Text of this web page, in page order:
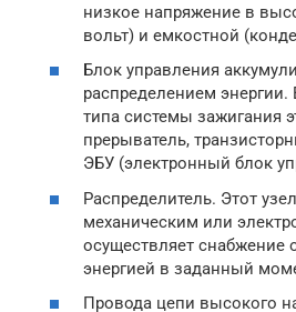
низкое напряжение в
вольт) и емкостной
Блок управления
распределением
типа системы зажигания
прерыватель,
ЭБУ (электронный блок
Распределитель. Этот
механическим или
осуществляет снабжение
энергией в заданный
Провода цепи высокого